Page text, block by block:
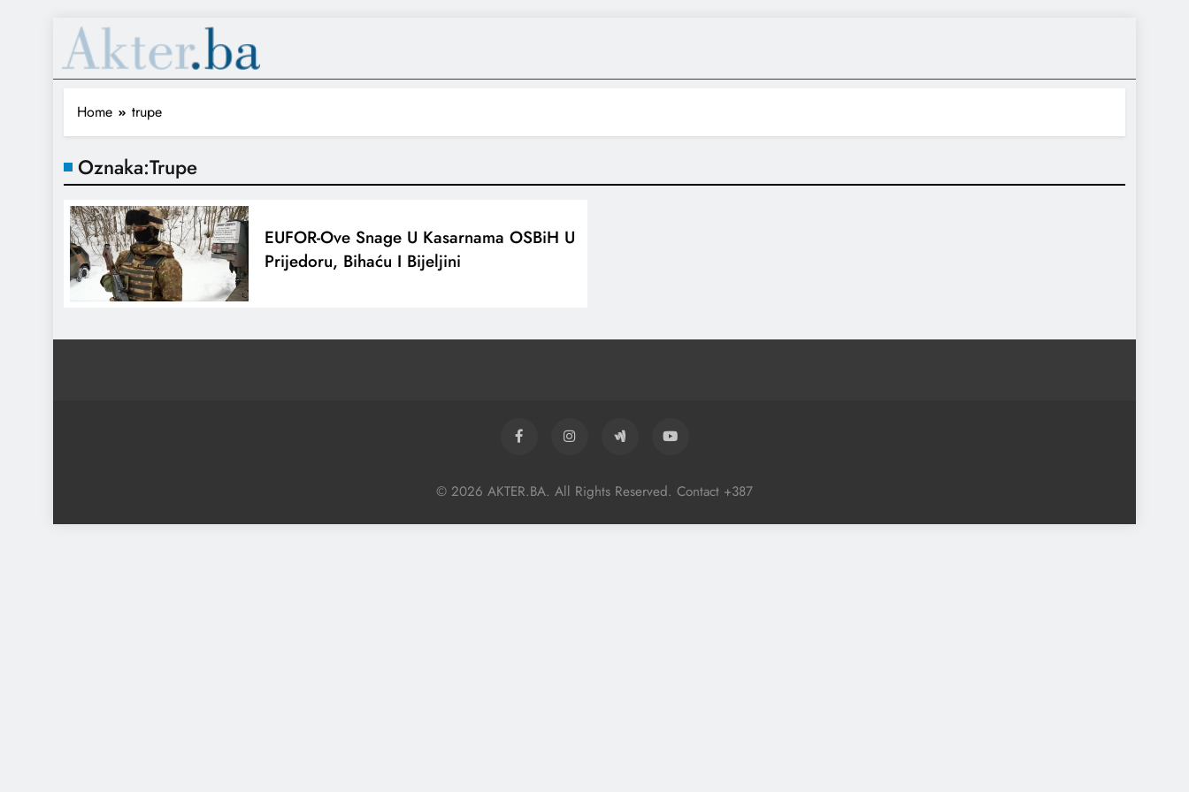
Home trupe
Oznaka:Trupe
EUFOR-Ove Snage U Kasarnama OSBiH U
Prijedoru, Bihaću I Bijeljini
© 2026 AKTER.BA. All Rights Reserved. Contact +387